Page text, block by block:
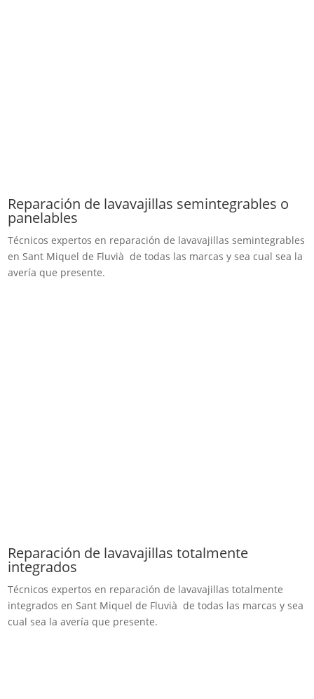
Reparación de lavavajillas semintegrables o
panelables
Técnicos expertos en reparación de lavavajillas semintegrables
en Sant Miquel de Fluvià de todas las marcas y sea cual sea la
avería que presente.
Reparación de lavavajillas totalmente
integrados
Técnicos expertos en reparación de lavavajillas totalmente
integrados en Sant Miquel de Fluvià de todas las marcas y sea
cual sea la avería que presente.